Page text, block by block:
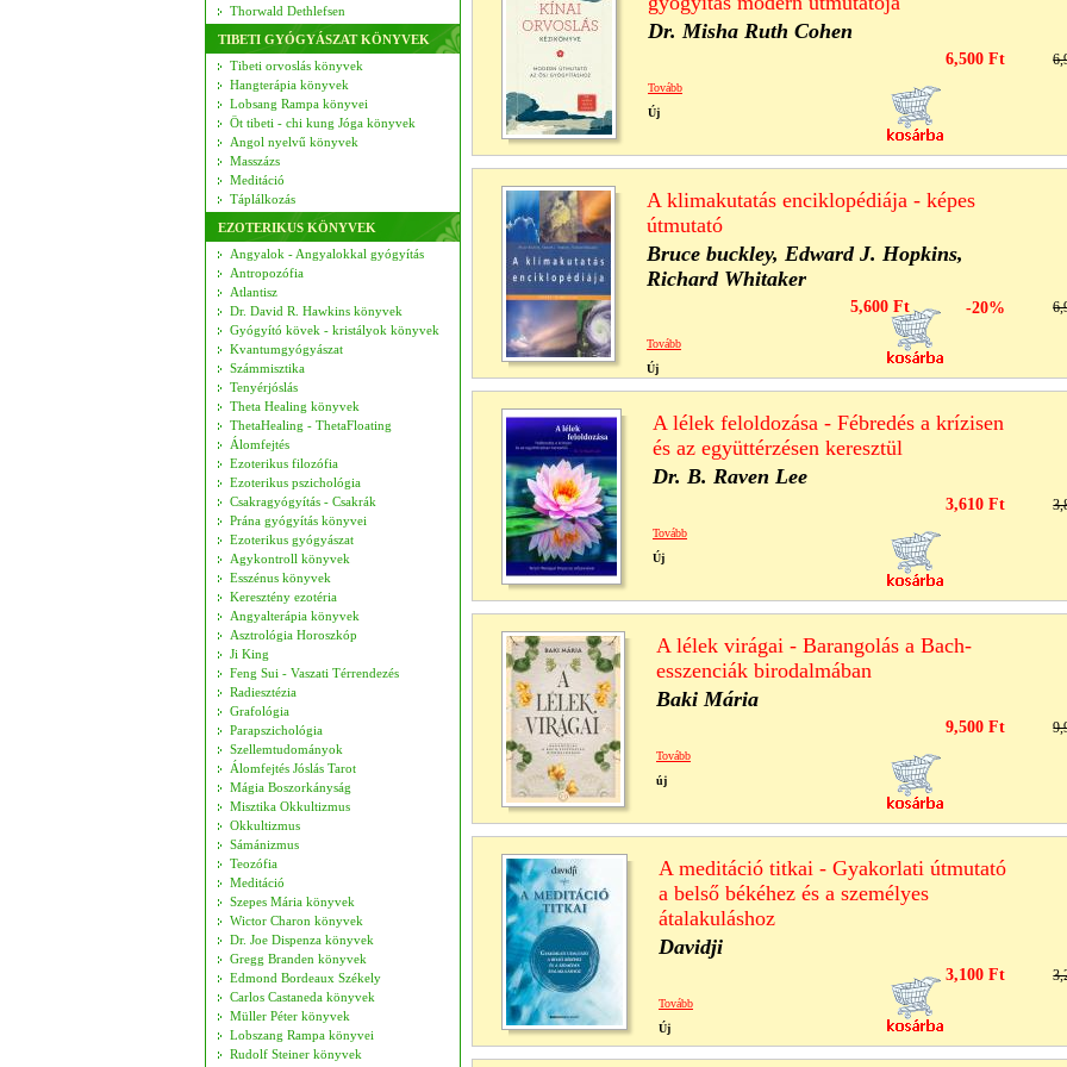
Thorwald Dethlefsen
TIBETI GYÓGYÁSZAT KÖNYVEK
Tibeti orvoslás könyvek
Hangterápia könyvek
Lobsang Rampa könyvei
Öt tibeti - chi kung Jóga könyvek
Angol nyelvű könyvek
Masszázs
Meditáció
Táplálkozás
EZOTERIKUS KÖNYVEK
Angyalok - Angyalokkal gyógyítás
Antropozófia
Atlantisz
Dr. David R. Hawkins könyvek
Gyógyító kövek - kristályok könyvek
Kvantumgyógyászat
Számmisztika
Tenyérjóslás
Theta Healing könyvek
ThetaHealing - ThetaFloating
Álomfejtés
Ezoterikus filozófia
Ezoterikus pszichológia
Csakragyógyítás - Csakrák
Prána gyógyítás könyvei
Ezoterikus gyógyászat
Agykontroll könyvek
Esszénus könyvek
Keresztény ezotéria
Angyalterápia könyvek
Asztrológia Horoszkóp
Ji King
Feng Sui - Vaszati Térrendezés
Radiesztézia
Grafológia
Parapszichológia
Szellemtudományok
Álomfejtés Jóslás Tarot
Mágia Boszorkányság
Misztika Okkultizmus
Okkultizmus
Sámánizmus
Teozófia
Meditáció
Szepes Mária könyvek
Wictor Charon könyvek
Dr. Joe Dispenza könyvek
Gregg Branden könyvek
Edmond Bordeaux Székely
Carlos Castaneda könyvek
Müller Péter könyvek
Lobszang Rampa könyvei
Rudolf Steiner könyvek
Dr. Misha Ruth Cohen
6,500 Ft
Tovább
Új
A klimakutatás enciklopédiája - képes
útmutató
Bruce buckley, Edward J. Hopkins,
Richard Whitaker
-20%
5,600 Ft
Tovább
Új
A lélek feloldozása - Fébredés a krízisen
és az együttérzésen keresztül
Dr. B. Raven Lee
3,610 Ft
Tovább
Új
A lélek virágai - Barangolás a Bach-
esszenciák birodalmában
Baki Mária
9,500 Ft
Tovább
új
A meditáció titkai - Gyakorlati útmutató
a belső békéhez és a személyes
átalakuláshoz
Davidji
3,100 Ft
Tovább
Új